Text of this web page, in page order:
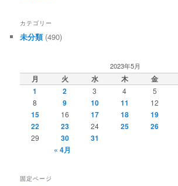
カテゴリー
未分類(490)
2023年5月
月 火 水 木 金
1
2 3 4 5
8
9 10 11 12
15 16 17 18 19
22 23 24 25 26
29
30
31
« 4月
固定ページ